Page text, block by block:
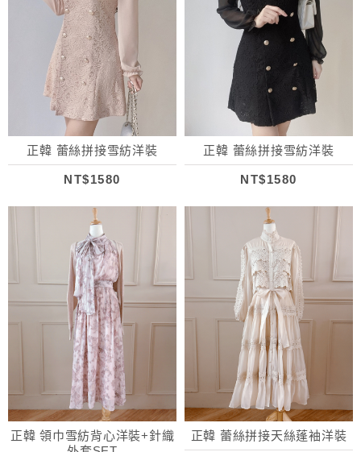
正韓 蕾絲拼接雪紡洋裝
NT$1580
正韓 蕾絲拼接雪紡洋裝
NT$1580
正韓 領巾雪紡背心洋裝+針織
正韓 蕾絲拼接天絲蓬袖洋裝